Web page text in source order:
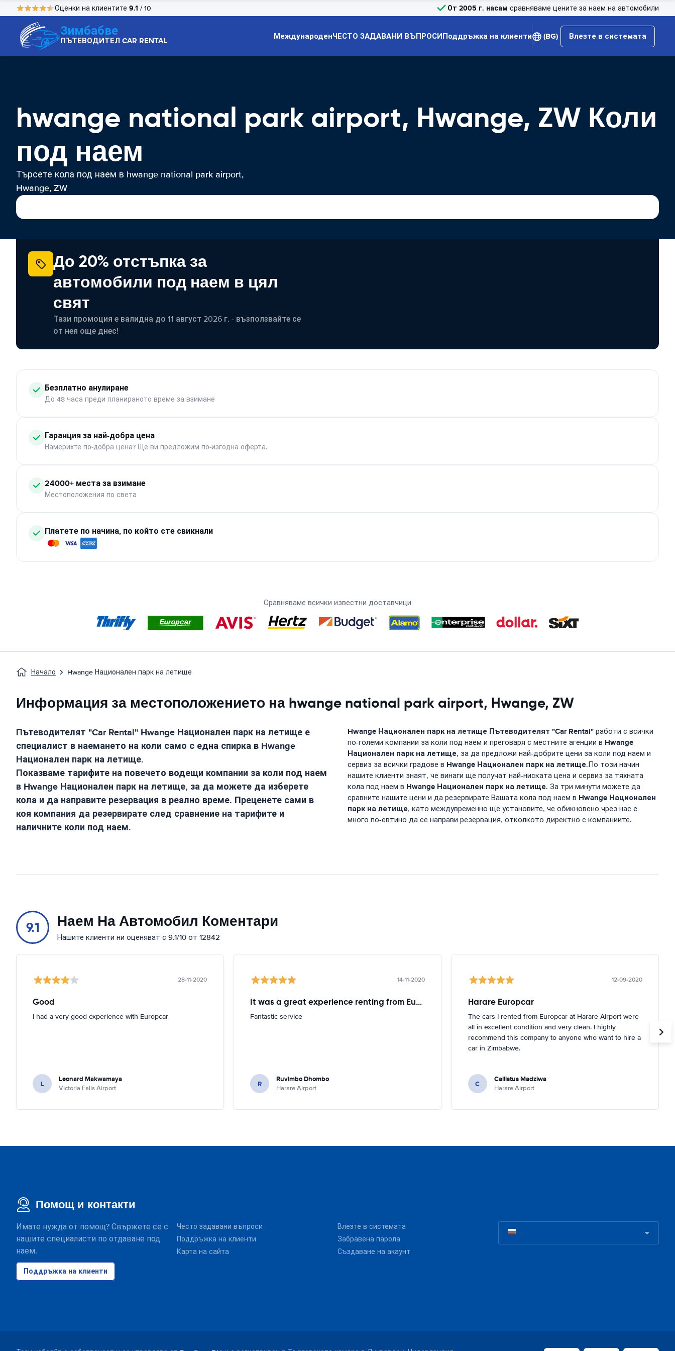
Оценки на клиентите 9.1 / 10 От 2005 г. насам сравняваме цените за наем на автомобили
Зимбабве
ПЪТЕВОДИТЕЛ CAR RENTAL МеждународенЧЕСТО ЗАДАВАНИ ВЪПРОСИПоддръжка на клиенти (BG) Влезте в системата
hwange national park airport, Hwange, ZW Коли
под наем
Търсете кола под наем в hwange national park airport,
Hwange, ZW
До 20% отстъпка за
автомобили под наем в цял
свят
Тази промоция е валидна до 11 август 2026 г. - възползвайте се
от нея още днес!
Безплатно анулиране
До 48 часа преди планираното време за взимане
Гаранция за най-добра цена
Намерихте по-добра цена? Ще ви предложим по-изгодна оферта.
24000+ места за взимане
Местоположения по света
Платете по начина, по който сте свикнали
Сравняваме всички известни доставчици
Начало Hwange Национален парк на летище
Информация за местоположението на hwange national park airport, Hwange, ZW
Пътеводителят "Car Rental" Hwange Национален парк на летище е
специалист в наемането на коли само с една спирка в Hwange
Национален парк на летище.
Показваме тарифите на повечето водещи компании за коли под наем
в Hwange Национален парк на летище, за да можете да изберете
кола и да направите резервация в реално време. Преценете сами в
коя компания да резервирате след сравнение на тарифите и
наличните коли под наем.
Hwange Национален парк на летище Пътеводителят "Car Rental" работи с всички
по-големи компании за коли под наем и преговаря с местните агенции в Hwange
Национален парк на летище, за да предложи най-добрите цени за коли под наем и
сервиз за всички градове в Hwange Национален парк на летище.По този начин
нашите клиенти знаят, че винаги ще получат най-ниската цена и сервиз за тяхната
кола под наем в Hwange Национален парк на летище. За три минути можете да
сравните нашите цени и да резервирате Вашата кола под наем в Hwange Национален
парк на летище, като междувременно ще установите, че обикновено чрез нас е
много по-евтино да се направи резервация, отколкото директно с компаниите.
9.1 Наем На Автомобил Коментари
Нашите клиенти ни оценяват с 9.1/10 от 12842
28-11-2020
Good
I had a very good experience with Europcar
L Leonard Makwamaya
Victoria Falls Airport
14-11-2020
It was a great experience renting from Europcar
Fantastic service
R Ruvimbo Dhombo
Harare Airport
12-09-2020
Harare Europcar
The cars I rented from Europcar at Harare Airport were
all in excellent condition and very clean. I highly
recommend this company to anyone who want to hire a
car in Zimbabwe.
C Callistus Madziwa
Harare Airport
Помощ и контакти
Имате нужда от помощ? Свържете се с
нашите специалисти по отдаване под
наем.
Поддръжка на клиенти
Често задавани въпроси
Поддръжка на клиенти
Карта на сайта
Влезте в системата
Забравена парола
Създаване на акаунт